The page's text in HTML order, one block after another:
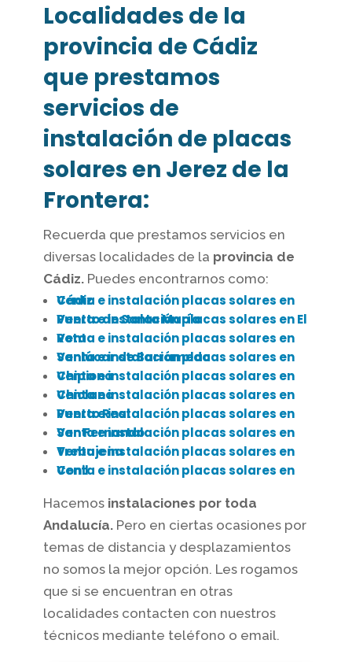
Localidades de la
provincia de Cádiz
que prestamos
servicios de
instalación de placas
solares en Jerez de la
Frontera:
Recuerda que prestamos servicios en
diversas localidades de la provincia de
Cádiz.Puedes encontrarnos como:
Venta e instalación placas solares en Cádiz
Venta e instalación placas solares en El Puerto de Santa María
Venta e instalación placas solares en Rota
Venta e instalación placas solares en Sanlúcar de Barrameda
Venta e instalación placas solares en Chipiona
Venta e instalación placas solares en Chiclana
Venta e instalación placas solares en Puerto Real
Venta e instalación placas solares en San Fernando
Venta e instalación placas solares en Trebujena
Venta e instalación placas solares en Conil
Hacemosinstalaciones por toda
Andalucía.Pero en ciertas ocasiones por
temas de distancia y desplazamientos
no somos la mejor opción. Les rogamos
que si se encuentran en otras
localidades contacten con nuestros
técnicos mediante teléfono o email.